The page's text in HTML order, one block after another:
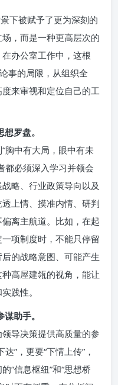
下被赋予了更为深刻的
，而是一种更高层次的
办公室工作中，这根
事的局限，从组织全
来审视和定位自己的工
罗盘。
胸中有大局，眼中有未
都必须深入学习并领会
略、行业政策导向以及
上情、摸准内情、研判
离主航道。比如，在起
项制度时，不能只停留
的战略意图、可能产生
高屋建瓴的视角，能让
践性。
助手。
导决策提供高质量的参
”，更要“下情上传”，
“信息枢纽”和“思想桥